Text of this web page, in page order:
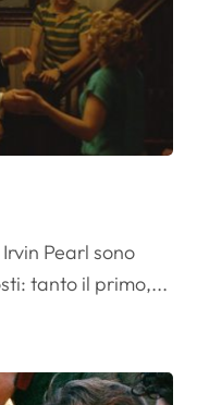
Pearl sono
tanto il primo,...